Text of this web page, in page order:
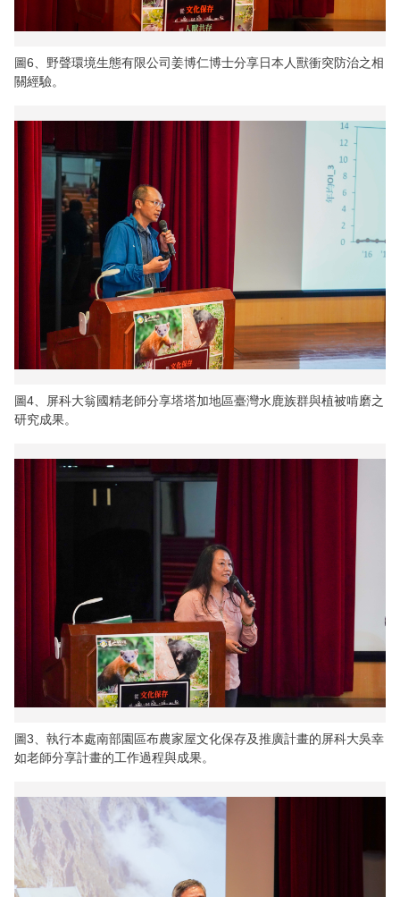
圖6、野聲環境生態有限公司姜博仁博士分享日本人獸衝突防治之相
關經驗。
圖4、屏科大翁國精老師分享塔塔加地區臺灣水鹿族群與植被啃磨之
研究成果。
圖3、執行本處南部園區布農家屋文化保存及推廣計畫的屏科大吳幸
如老師分享計畫的工作過程與成果。